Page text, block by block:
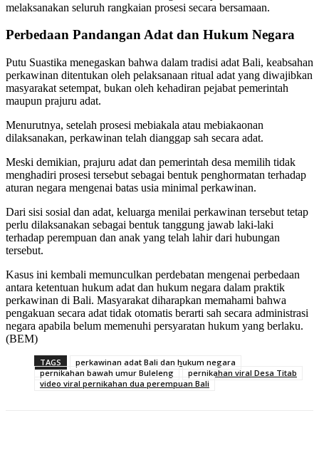
melaksanakan seluruh rangkaian prosesi secara bersamaan.
Perbedaan Pandangan Adat dan Hukum Negara
Putu Suastika menegaskan bahwa dalam tradisi adat Bali, keabsahan
perkawinan ditentukan oleh pelaksanaan ritual adat yang diwajibkan
masyarakat setempat, bukan oleh kehadiran pejabat pemerintah
maupun prajuru adat.
Menurutnya, setelah prosesi mebiakala atau mebiakaonan
dilaksanakan, perkawinan telah dianggap sah secara adat.
Meski demikian, prajuru adat dan pemerintah desa memilih tidak
menghadiri prosesi tersebut sebagai bentuk penghormatan terhadap
aturan negara mengenai batas usia minimal perkawinan.
Dari sisi sosial dan adat, keluarga menilai perkawinan tersebut tetap
perlu dilaksanakan sebagai bentuk tanggung jawab laki-laki
terhadap perempuan dan anak yang telah lahir dari hubungan
tersebut.
Kasus ini kembali memunculkan perdebatan mengenai perbedaan
antara ketentuan hukum adat dan hukum negara dalam praktik
perkawinan di Bali. Masyarakat diharapkan memahami bahwa
pengakuan secara adat tidak otomatis berarti sah secara administrasi
negara apabila belum memenuhi persyaratan hukum yang berlaku.
(BEM)
TAGS
perkawinan adat Bali dan hukum negara
pernikahan bawah umur Buleleng
pernikahan viral Desa Titab
video viral pernikahan dua perempuan Bali